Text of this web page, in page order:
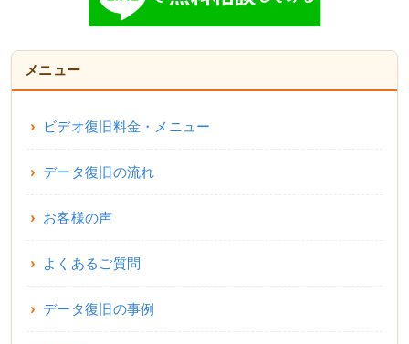
メニュー
ビデオ復旧料金・メニュー
データ復旧の流れ
お客様の声
よくあるご質問
データ復旧の事例